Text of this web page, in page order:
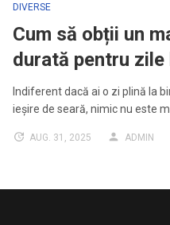
DIVERSE
Cum să obții un
durată pentru zile
Indiferent dacă ai o zi plină la
ieșire de seară, nimic nu este
AUG. 31, 2025 ADMIN